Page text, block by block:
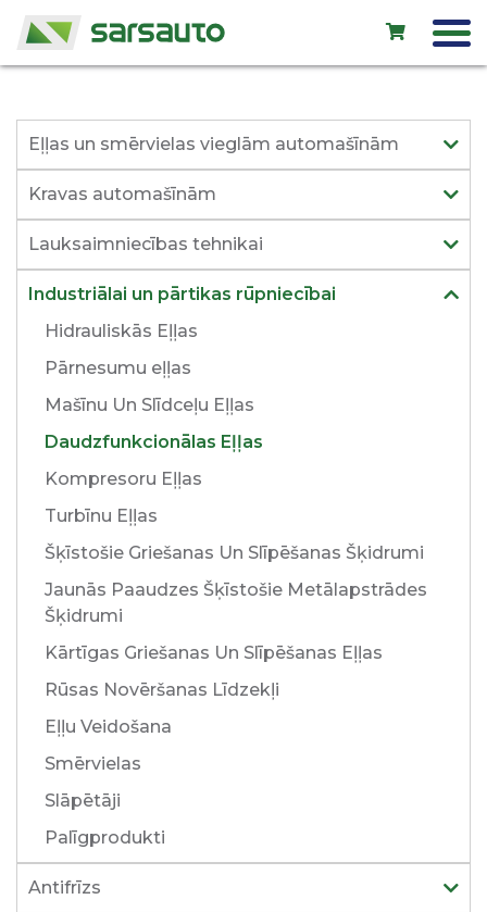
Exol eļļas
Autoserviss
Noma
Veikals
Lietoti auto
Kontakti
Eļļas un smērvielas vieglām automašīnām
Kravas automašīnām
Lauksaimniecības tehnikai
Industriālai un pārtikas rūpniecībai
Hidrauliskās Eļļas
Pārnesumu eļļas
Mašīnu Un Slīdceļu Eļļas
Daudzfunkcionālas Eļļas
Kompresoru Eļļas
Turbīnu Eļļas
Šķīstošie Griešanas Un Slīpēšanas Šķidrumi
Jaunās Paaudzes Šķīstošie Metālapstrādes
Šķidrumi
Kārtīgas Griešanas Un Slīpēšanas Eļļas
Rūsas Novēršanas Līdzekļi
Eļļu Veidošana
Smērvielas
Slāpētāji
Palīgprodukti
Antifrīzs